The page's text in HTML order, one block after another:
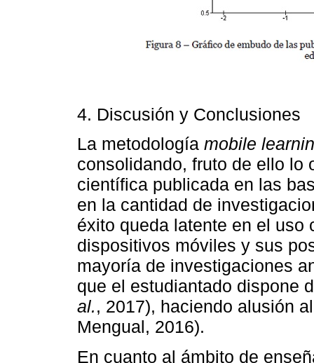
4. Discusión y Conclusiones
La metodología mobile
consolidando, fruto de ello lo
científica publicada en las
en la cantidad de
éxito queda latente en el uso
dispositivos móviles y sus
mayoría de investigaciones
que el estudiantado dispone
al., 2017), haciendo alusión
Mengual, 2016).
En cuanto al ámbito de